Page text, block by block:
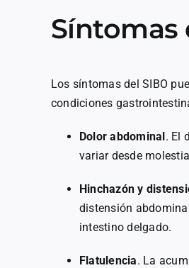
Síntomas
Los síntomas del SIBO
condiciones
Dolor abdominal. El
variar desde
Hinchazón y
distensión
intestino delgado.
Flatulencia. La